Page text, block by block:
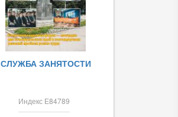
СЛУЖБА ЗАНЯТОСТИ
Индекс Е84789